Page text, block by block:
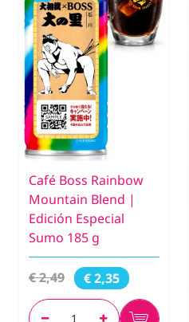
Café Boss Rainbow
Mountain Blend |
Edición Especial
Sumo 185 g
€ 2,49 € 2,35